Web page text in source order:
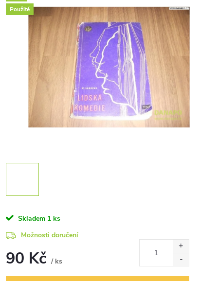
Použité
Skladem 1 ks
Možnosti doručení
90 Kč / ks